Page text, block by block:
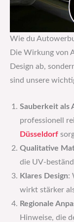
Wie du
Die Wirkung von
Design ab,
sind unsere
Sauberkeit als
professionell
Düsseldorf
Qualitative
die UV-
Klares Design:
wirkt stärker
Regionale
Hinweise, die